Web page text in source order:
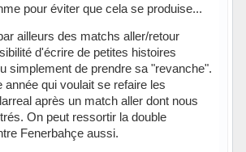
pour éviter que cela se produise...
ailleurs des matchs aller/retour
d'écrire de petites histoires
simplement de prendre sa "revanche".
année qui voulait se refaire les
après un match aller dont nous
On peut ressortir la double
Fenerbahçe aussi.